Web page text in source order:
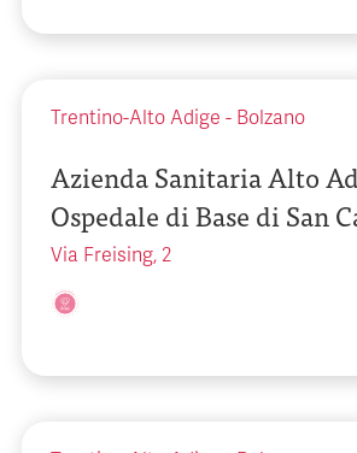
Trentino-Alto Adige - Bolzano
Azienda Sanitaria Alto
Ospedale di Base di San
Via Freising, 2